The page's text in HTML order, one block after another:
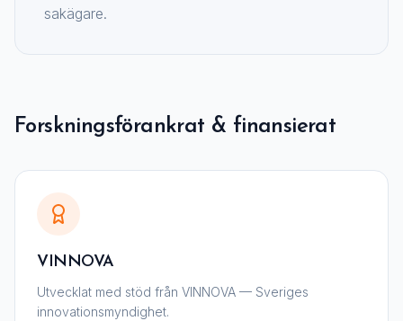
sakägare.
Forskningsförankrat & finansierat
VINNOVA
Utvecklat med stöd från VINNOVA — Sveriges
innovationsmyndighet.